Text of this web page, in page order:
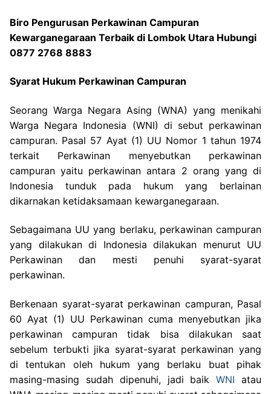
Biro Pengurusan Perkawinan Campuran
Kewarganegaraan Terbaik di Lombok Utara Hubungi
0877 2768 8883
Syarat Hukum Perkawinan Campuran
Seorang Warga Negara Asing (WNA) yang menikahi
Warga Negara Indonesia (WNI) di sebut perkawinan
campuran. Pasal 57 Ayat (1) UU Nomor 1 tahun 1974
terkait Perkawinan menyebutkan perkawinan
campuran yaitu perkawinan antara 2 orang yang di
Indonesia tunduk pada hukum yang berlainan
dikarnakan ketidaksamaan kewarganegaraan.
Sebagaimana UU yang berlaku, perkawinan campuran
yang dilakukan di Indonesia dilakukan menurut UU
Perkawinan dan mesti penuhi syarat-syarat
perkawinan.
Berkenaan syarat-syarat perkawinan campuran, Pasal
60 Ayat (1) UU Perkawinan cuma menyebutkan jika
perkawinan campuran tidak bisa dilakukan saat
sebelum terbukti jika syarat-syarat perkawinan yang
di tentukan oleh hukum yang berlaku buat pihak
masing-masing sudah dipenuhi, jadi baikWNI atau